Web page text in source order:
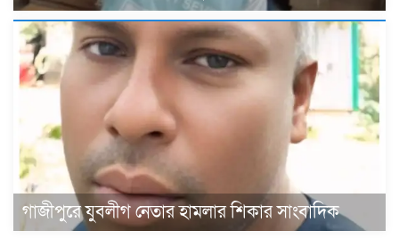
গাজীপুরে যুবলীগ নেতার হামলার শিকার সাংবাদিক